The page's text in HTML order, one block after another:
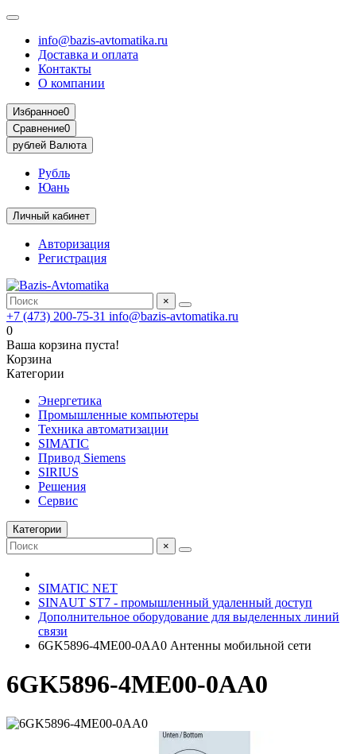
info@bazis-avtomatika.ru
Доставка и оплата
Контакты
О компании
Избранное0
Сравнение0
рублей Валюта
Рубль
Юань
Личный кабинет
Авторизация
Регистрация
×
+7 (473) 200-75-31 info@bazis-avtomatika.ru
0
Ваша корзина пуста!
Корзина
Категории
Энергетика
Промышленные компьютеры
Техника автоматизации
SIMATIC
Привод Siemens
SIRIUS
Решения
Сервис
Категории
×
SIMATIC NET
SINAUT ST7 - промышленный удаленный доступ
Дополнительное оборудование для выделенных линий
связи
6GK5896-4ME00-0AA0 Антенны мобильной сети
6GK5896-4ME00-0AA0